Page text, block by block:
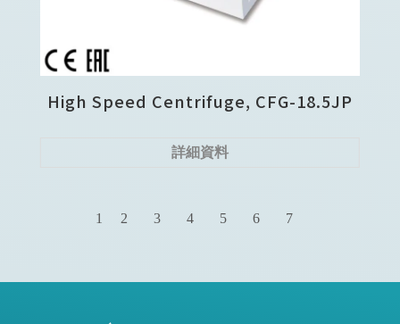
High Speed Centrifuge, CFG-18.5JP
詳細資料
1 2 3 4 5 6 7